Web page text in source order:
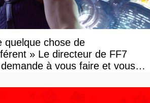
quelque chose de
» Le directeur de FF7
à vous faire et vous